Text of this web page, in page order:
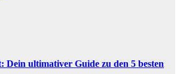
Dein ultimativer Guide zu den 5 besten